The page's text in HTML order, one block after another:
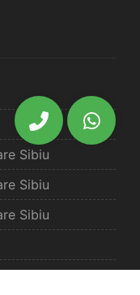
Sibiu
Sibiu
Sibiu